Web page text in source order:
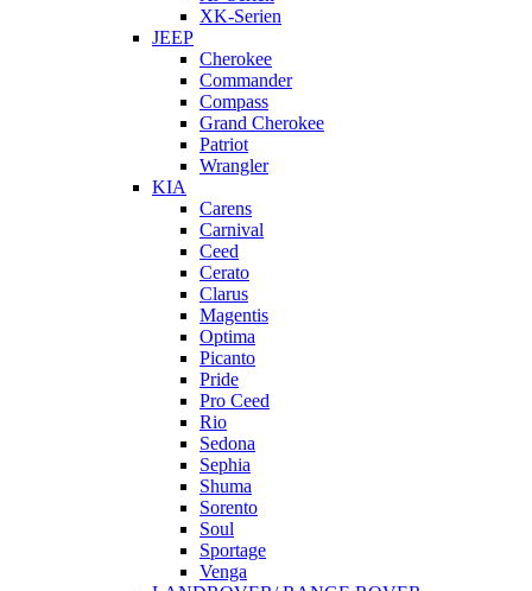
XK-Serien
JEEP
Cherokee
Commander
Compass
Grand Cherokee
Patriot
Wrangler
KIA
Carens
Carnival
Ceed
Cerato
Clarus
Magentis
Optima
Picanto
Pride
Pro Ceed
Rio
Sedona
Sephia
Shuma
Sorento
Soul
Sportage
Venga